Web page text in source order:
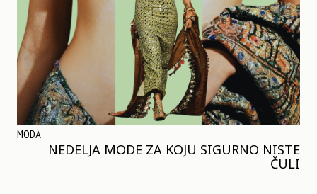
MODA
NEDELJA MODE ZA KOJU SIGURNO NISTE
ČULI